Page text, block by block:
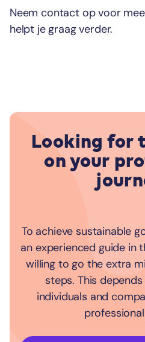
Neem contact op voor
helpt je graag verder.
Looking for
on your
To achieve sustainable
an experienced guide in
willing to go the extra
steps. This
individuals and